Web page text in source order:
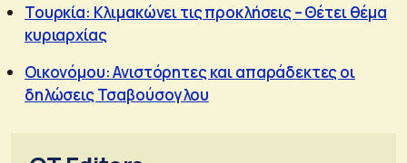
Τουρκία: Κλιμακώνει τις προκλήσεις – Θέτει θέμα
κυριαρχίας
Οικονόμου: Ανιστόρητες και απαράδεκτες οι
δηλώσεις Τσαβούσογλου